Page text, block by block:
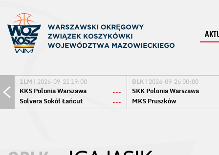
1LM | 2026-09-21 19:00
KKS Polonia Warszawa
---
Solvera Sokół Łańcut
---
BLK | 2026-09-26 00:00
SKK Polonia Warszawa
MKS Pruszków